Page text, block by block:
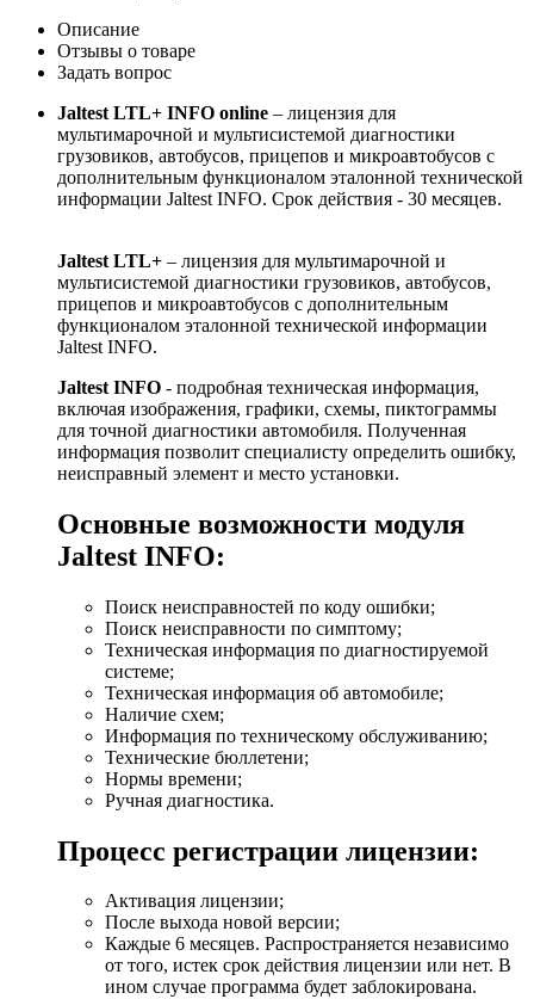
Описание
Отзывы о товаре
Задать вопрос
Jaltest LTL+ INFO online – лицензия для
мультимарочной и мультисистемой диагностики
грузовиков, автобусов, прицепов и микроавтобусов с
дополнительным функционалом эталонной технической
информации Jaltest INFO. Срок действия - 30 месяцев.
Jaltest LTL+ – лицензия для мультимарочной и
мультисистемой диагностики грузовиков, автобусов,
прицепов и микроавтобусов с дополнительным
функционалом эталонной технической информации
Jaltest INFO.
Jaltest INFO - подробная техническая информация,
включая изображения, графики, схемы, пиктограммы
для точной диагностики автомобиля. Полученная
информация позволит специалисту определить ошибку,
неисправный элемент и место установки.
Основные возможности модуля
Jaltest INFO:
Поиск неисправностей по коду ошибки;
Поиск неисправности по симптому;
Техническая информация по диагностируемой
системе;
Техническая информация об автомобиле;
Наличие схем;
Информация по техническому обслуживанию;
Технические бюллетени;
Нормы времени;
Ручная диагностика.
Процесс регистрации лицензии:
Активация лицензии;
После выхода новой версии;
Каждые 6 месяцев. Распространяется независимо
от того, истек срок действия лицензии или нет. В
ином случае программа будет заблокирована.